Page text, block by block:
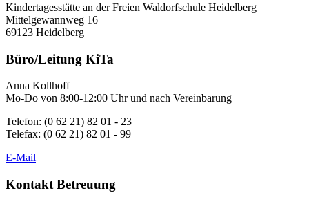
Kindertagesstätte an der Freien Waldorfschule Heidelberg
Mittelgewannweg 16
69123 Heidelberg
Büro/Leitung KiTa
Anna Kollhoff
Mo-Do von 8:00-12:00 Uhr und nach Vereinbarung
Telefon: (0 62 21) 82 01 - 23
Telefax: (0 62 21) 82 01 - 99
E-Mail
Kontakt Betreuung